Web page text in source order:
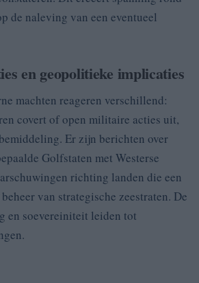
de naleving van een eventueel
en geopolitieke implicaties
machten reageren verschillend:
covert of open militaire acties uit,
Er zijn berichten over
Golfstaten met Westerse
richting landen die een
van strategische zeestraten. De
en soevereiniteit leiden tot